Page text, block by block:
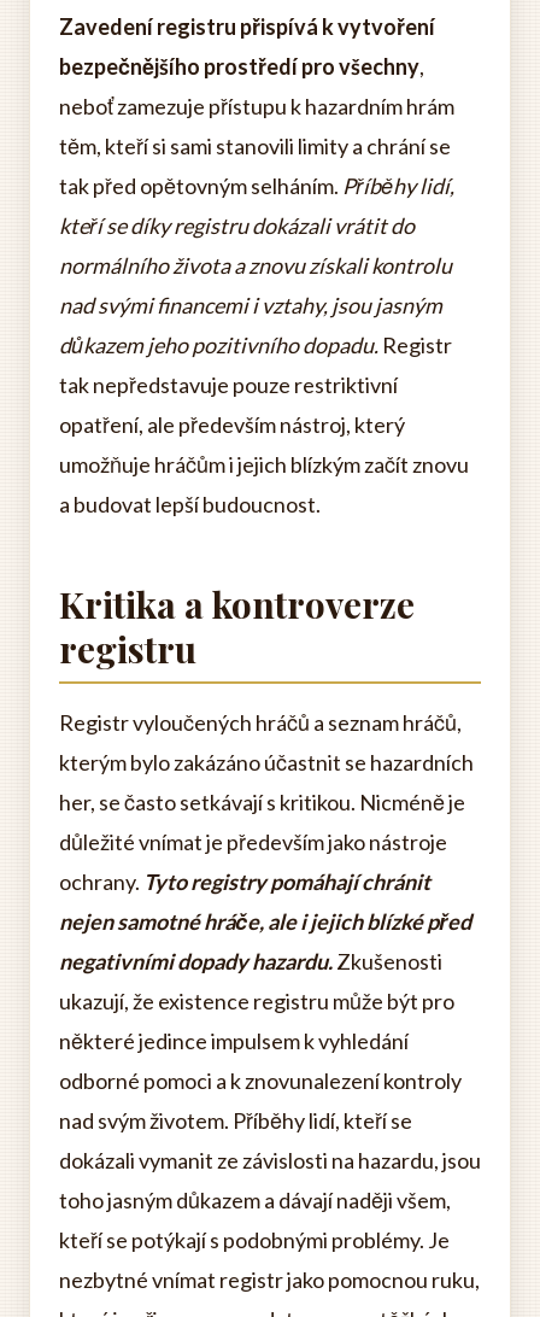
Zavedení registru přispívá k vytvoření
bezpečnějšího prostředí pro všechny,
neboť zamezuje přístupu k hazardním hrám
těm, kteří si sami stanovili limity a chrání se
tak před opětovným selháním. Příběhy lidí,
kteří se díky registru dokázali vrátit do
normálního života a znovu získali kontrolu
nad svými financemi i vztahy, jsou jasným
důkazem jeho pozitivního dopadu. Registr
tak nepředstavuje pouze restriktivní
opatření, ale především nástroj, který
umožňuje hráčům i jejich blízkým začít znovu
a budovat lepší budoucnost.
Kritika a kontroverze
registru
Registr vyloučených hráčů a seznam hráčů,
kterým bylo zakázáno účastnit se hazardních
her, se často setkávají s kritikou. Nicméně je
důležité vnímat je především jako nástroje
ochrany. Tyto registry pomáhají chránit
nejen samotné hráče, ale i jejich blízké před
negativními dopady hazardu.Zkušenosti
ukazují, že existence registru může být pro
některé jedince impulsem k vyhledání
odborné pomoci a k znovunalezení kontroly
nad svým životem. Příběhy lidí, kteří se
dokázali vymanit ze závislosti na hazardu, jsou
toho jasným důkazem a dávají naději všem,
kteří se potýkají s podobnými problémy. Je
nezbytné vnímat registr jako pomocnou ruku,